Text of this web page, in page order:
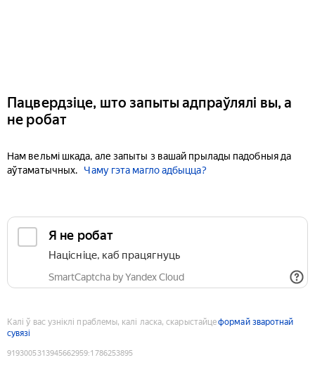
Пацвердзіце, што запыты адпраўлялі вы, а
не робат
Нам вельмі шкада, але запыты з вашай прылады падобныя да
аўтаматычных.
Чаму гэта магло адбыцца?
Я не робат
Націсніце, каб працягнуць
SmartCaptcha by Yandex Cloud
Калі ў вас узніклі праблемы, калі ласка, скарыстайцеформай зваротнай
сувязі
9193005313945662959:1786253895